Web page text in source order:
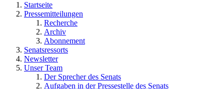
Startseite
Pressemitteilungen
Recherche
Archiv
Abonnement
Senatsressorts
Newsletter
Unser Team
Der Sprecher des Senats
Aufgaben in der Pressestelle des Senats